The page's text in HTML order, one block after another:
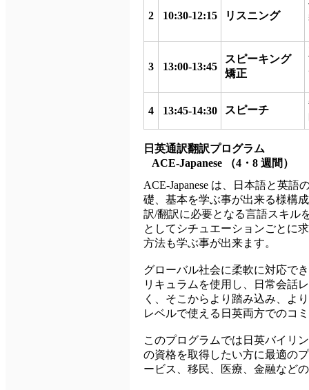
2 10:30-12:15 リスニング
3 13:00-13:45
スピーキング
矯正
4 13:45-14:30 スピーチ
日英通訳翻訳プログラム
ACE-Japanese
（4・8 週間）
ACE-Japanese は、日本語と英
礎、基本を学ぶ事が出来る様構
訳/翻訳に必要となる言語スキル
としてシチュエーションごとに
方法も学ぶ事が出来ます。
グローバル社会に柔軟に対応で
リキュラムを使用し、日常会話
く、そこからより踏み込み、よ
レベルで使える日英両方でのコ
このプログラムでは日英バイリ
の資格を取得したい方に最適の
ービス、移民、医療、金融など